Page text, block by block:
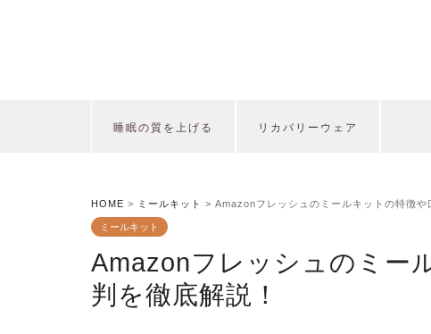
睡眠の質を上げる リカバリーウェア
HOME > ミールキット > Amazonフレッシュのミールキットの特徴や
ミールキット
Amazonフレッシュのミー
判を徹底解説！